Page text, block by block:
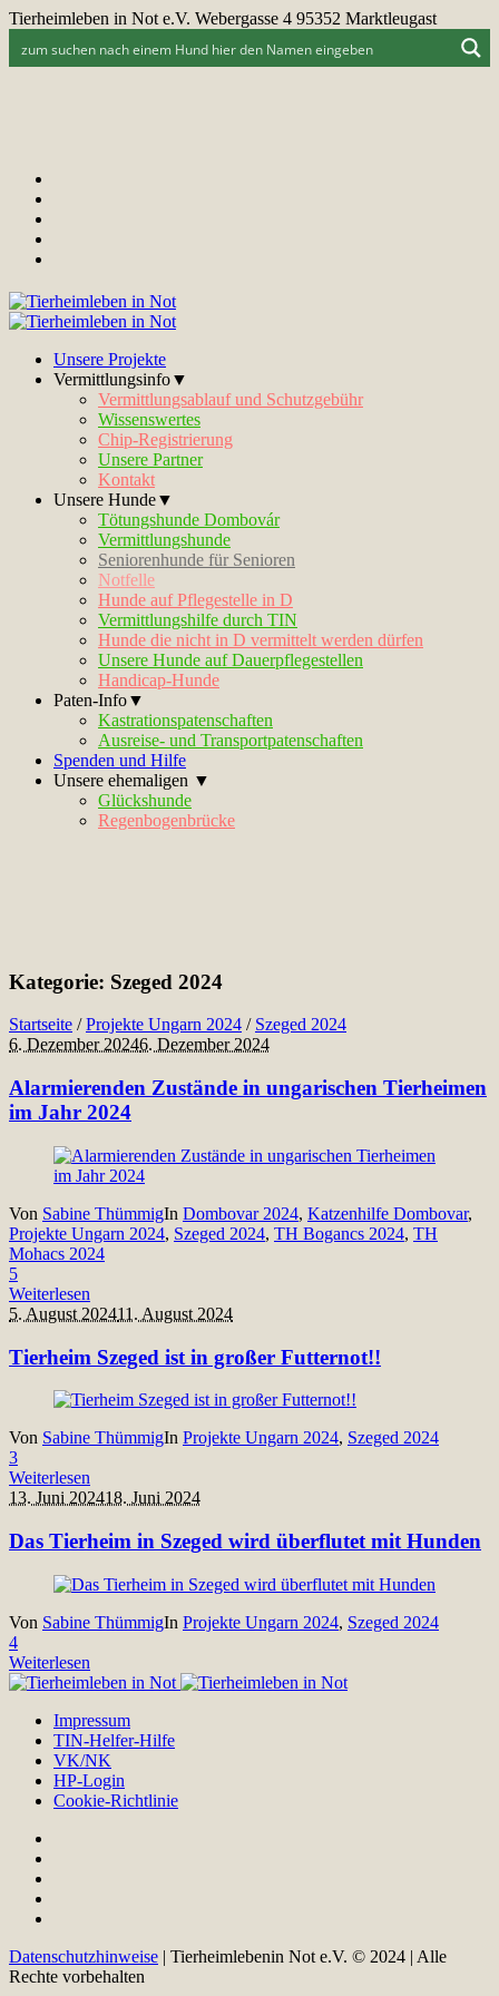
Tierheimleben in Not e.V. Webergasse 4 95352 Marktleugast
Unsere Projekte
Vermittlungsinfo▼
Vermittlungsablauf und Schutzgebühr
Wissenswertes
Chip-Registrierung
Unsere Partner
Kontakt
Unsere Hunde▼
Tötungshunde Dombovár
Vermittlungshunde
Seniorenhunde für Senioren
Notfelle
Hunde auf Pflegestelle in D
Vermittlungshilfe durch TIN
Hunde die nicht in D vermittelt werden dürfen
Unsere Hunde auf Dauerpflegestellen
Handicap-Hunde
Paten-Info▼
Kastrationspatenschaften
Ausreise- und Transportpatenschaften
Spenden und Hilfe
Unsere ehemaligen ▼
Glückshunde
Regenbogenbrücke
Kategorie: Szeged 2024
Startseite /Projekte Ungarn 2024 / Szeged 2024
6. Dezember 20246. Dezember 2024
Alarmierenden Zustände in ungarischen Tierheimen
im Jahr 2024
Von Sabine ThümmigIn Dombovar 2024, Katzenhilfe Dombovar,
Projekte Ungarn 2024, Szeged 2024, TH Bogancs 2024, TH
Mohacs 2024
5
Weiterlesen
5. August 202411. August 2024
Tierheim Szeged ist in großer Futternot!!
Von Sabine ThümmigIn Projekte Ungarn 2024, Szeged 2024
3
Weiterlesen
13. Juni 202418. Juni 2024
Das Tierheim in Szeged wird überflutet mit Hunden
Von Sabine ThümmigIn Projekte Ungarn 2024, Szeged 2024
4
Weiterlesen
Impressum
TIN-Helfer-Hilfe
VK/NK
HP-Login
Cookie-Richtlinie
Datenschutzhinweise | Tierheimlebenin Not e.V. © 2024 | Alle
Rechte vorbehalten